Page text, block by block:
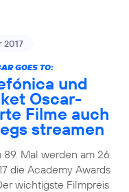
2017
GOES TO:
und
Oscar-
Filme auch
streamen
89. Mal werden am 26.
die Academy Awards
wichtigste Filmpreis